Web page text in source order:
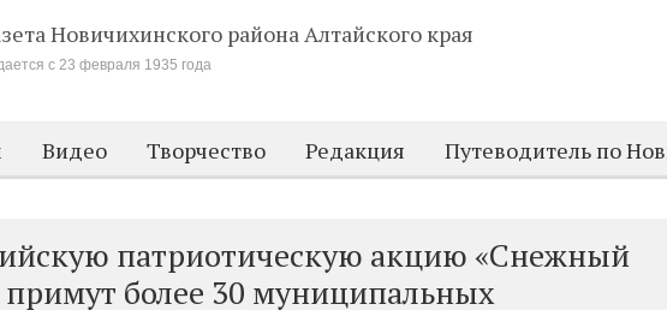
Новичихинского районаАлтайского края
с 23 февраля 1935 года
Видео Творчество Редакция Путеводитель по
патриотическую акцию «Снежный
примут более 30 муниципальных